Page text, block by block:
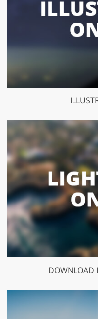
DOWNLOAD